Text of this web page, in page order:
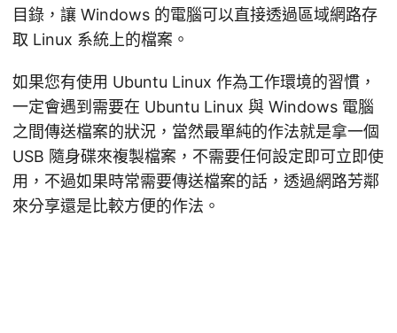
目錄，讓 Windows 的電腦可以直接透過區域網路存
取 Linux 系統上的檔案。
如果您有使用 Ubuntu Linux 作為工作環境的習慣，
一定會遇到需要在 Ubuntu Linux 與 Windows 電腦
之間傳送檔案的狀況，當然最單純的作法就是拿一個
USB 隨身碟來複製檔案，不需要任何設定即可立即使
用，不過如果時常需要傳送檔案的話，透過網路芳鄰
來分享還是比較方便的作法。